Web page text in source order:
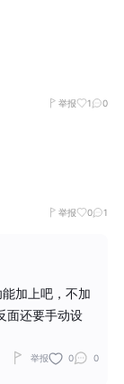
举报 1 0
举报 0 1
加上吧，不加
面还要手动设
举报 0 0